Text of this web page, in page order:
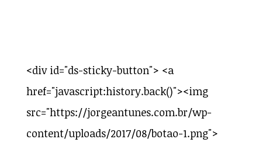
<div id="ds-sticky-button"> <a
href="javascript:history.back()"><img
src="https://jorgeantunes.com.br/wp-
content/uploads/2017/08/botao-1.png">